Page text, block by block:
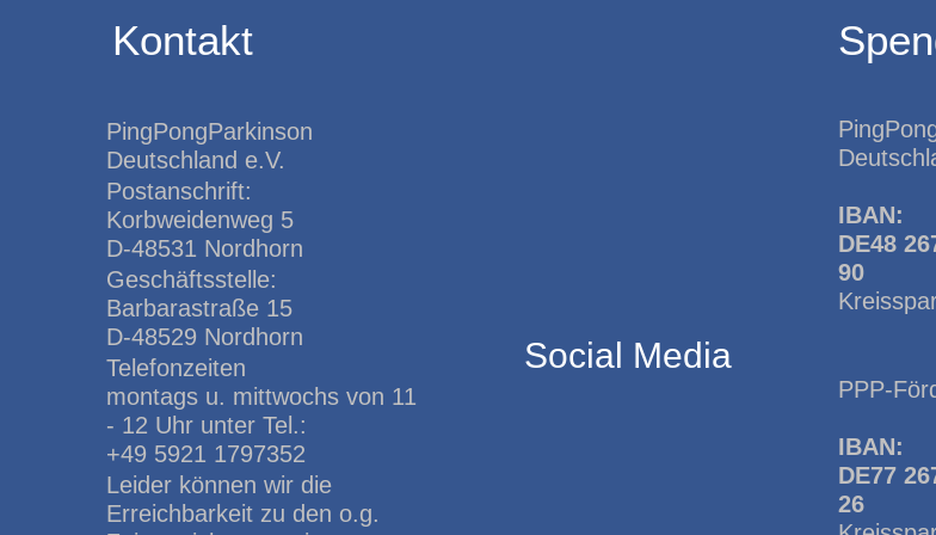
Kontakt
PingPongParkinson
Deutschland e.V.
Postanschrift:
Korbweidenweg 5
D-48531 Nordhorn
Geschäftsstelle:
Barbarastraße 15
D-48529 Nordhorn
Telefonzeiten
montags u. mittwochs von 11
- 12 Uhr unter Tel.:
+49 5921 1797352
Leider können wir die
Erreichbarkeit zu den o.g.
Social Media
IBAN:
DE48
90
PPP-
IBAN:
DE77
26